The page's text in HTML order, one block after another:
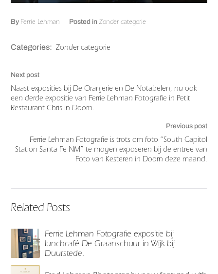
By Ferrie Lehman Posted in Zonder categorie
Categories: Zonder categorie
Next post
Naast exposities bij De Oranjerie en De Notabelen, nu ook
een derde expositie van Ferrie Lehman Fotografie in Petit
Restaurant Chris in Doorn.
Previous post
Ferrie Lehman Fotografie is trots om foto “South Capitol
Station Santa Fe NM” te mogen exposeren bij de entree van
Foto van Kesteren in Doorn deze maand.
Related Posts
Ferrie Lehman Fotografie expositie bij
lunchcafé De Graanschuur in Wijk bij
Duurstede.